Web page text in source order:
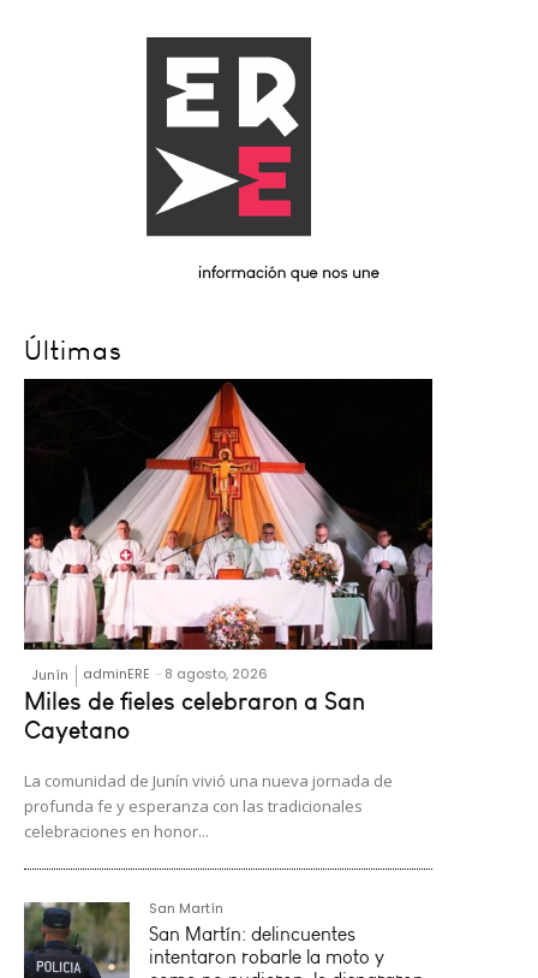
Últimas
Junín adminERE - 8 agosto, 2026
Miles de fieles celebraron a San
Cayetano
La comunidad de Junín vivió una nueva jornada de
profunda fe y esperanza con las tradicionales
celebraciones en honor...
San Martín
San Martín: delincuentes
intentaron robarle la moto y